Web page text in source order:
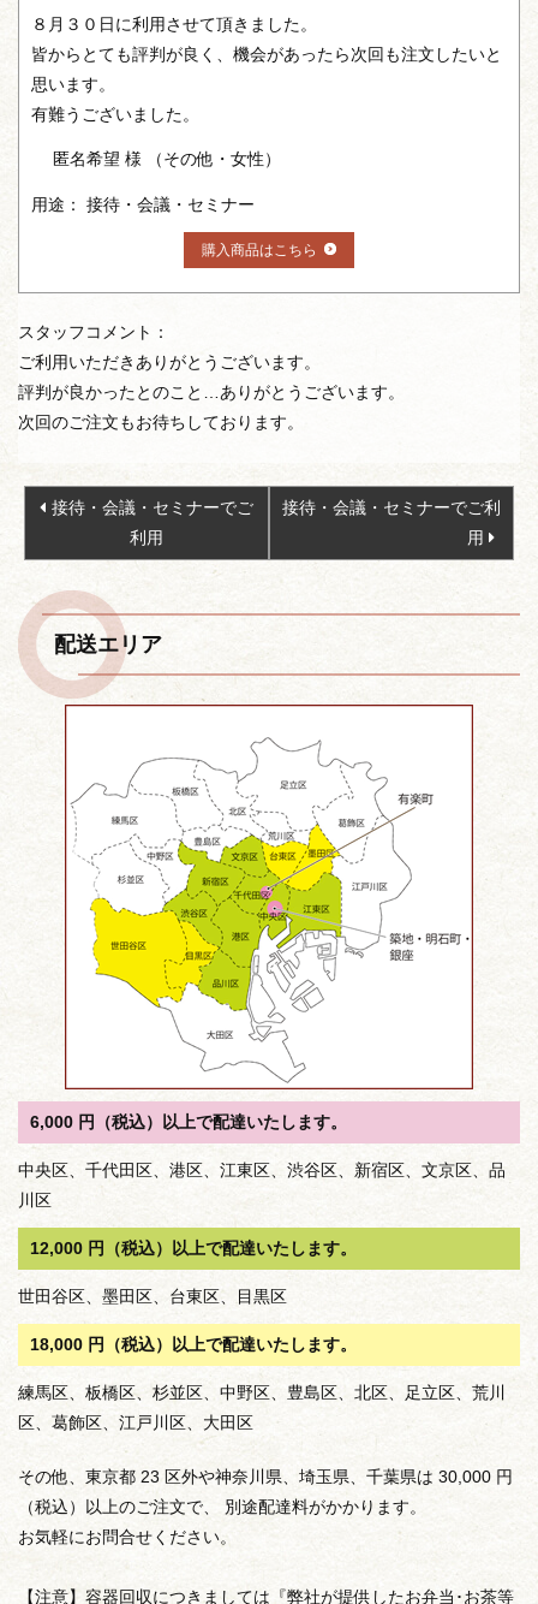
８月３０日に利用させて頂きました。
皆からとても評判が良く、機会があったら次回も注文したいと
思います。
有難うございました。
匿名希望 様 （その他・女性）
用途： 接待・会議・セミナー
購入商品はこちら
スタッフコメント：
ご利用いただきありがとうございます。
評判が良かったとのこと…ありがとうございます。
次回のご注文もお待ちしております。
投
ナ
ビ
ゲ
ー
シ
ョ
接待・会議・セミナーでご
利用
接待・会議・セミナーでご利
用
配送エリア
6,000 円（税込）以上で配達いたします。
中央区、千代田区、港区、江東区、渋谷区、新宿区、文京区、品
川区
12,000 円（税込）以上で配達いたします。
世田谷区、墨田区、台東区、目黒区
18,000 円（税込）以上で配達いたします。
練馬区、板橋区、杉並区、中野区、豊島区、北区、足立区、荒川
区、葛飾区、江戸川区、大田区
その他、東京都 23 区外や神奈川県、埼玉県、千葉県は 30,000 円
（税込）以上のご注文で、 別途配達料がかかります。
お気軽にお問合せください。
【注意】容器回収につきましては『弊社が提供したお弁当･お茶等